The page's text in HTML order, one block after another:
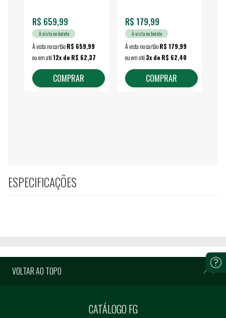
R$ 659,99
À vista no boleto
À vista no cartãoR$ 659,99
ou em até12x de R$ 62,37
COMPRAR
R$ 179,99
À vista no boleto
À vista no cartãoR$ 179,99
ou em até3x de R$ 62,40
COMPRAR
ESPECIFICAÇÕES
VOLTAR AO TOPO
CATÁLOGO FG